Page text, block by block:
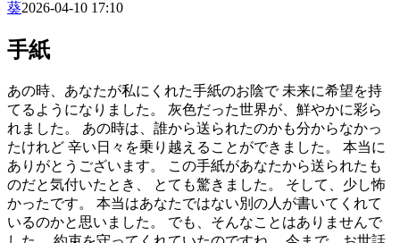
葵2026-04-10 17:10
手紙
あの時、あなたが私にくれた手紙のお陰で 未来に希望を持
てるようになりました。 灰色だった世界が、鮮やかに彩ら
れました。 あの時は、誰から送られたのかも分からなかっ
たけれど 辛い日々を乗り越えることができました。 本当に
ありがとうございます。 この手紙があなたから送られたも
のだと気付いたとき、 とても驚きました。 そして、少し怖
かったです。 本当はあなたではない別の人が書いてくれて
いるのかと思いました。 でも、そんなことはありませんで